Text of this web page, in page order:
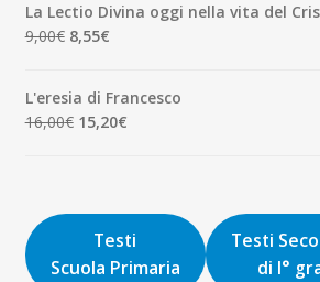
era:
8,00€.
è:
7,60€.
La Lectio Divina oggi nella vita del
9,00€ Il
era:
9,00€.
8,55€Il
è:
8,55€.
L'eresia di Francesco
16,00€ Il
16,00€.
15,20€Il
15,20€.
Testi
Scuola Primaria
Testi
di I°